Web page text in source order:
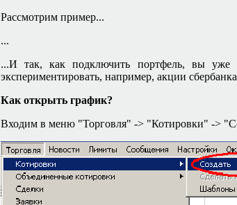
Рассмотрим пример...
...
...И так, как подключить портфель, вы уже
экспериментировать, например, акции
Как открыть график?
Входим в меню "Торговля" -> "Котировки" ->